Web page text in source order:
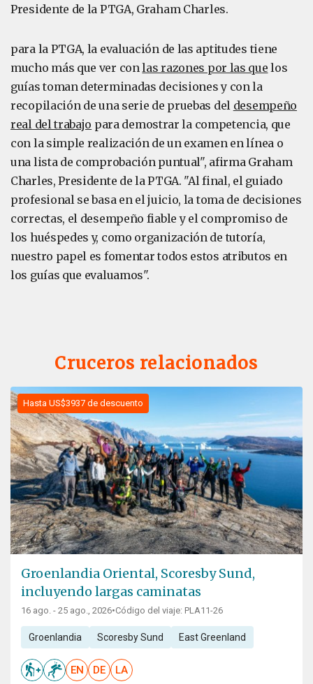
Presidente de la PTGA, Graham Charles.
para la PTGA, la evaluación de las aptitudes tiene
mucho más que ver conlas razones por las que los
guías toman determinadas decisiones y con la
recopilación de una serie de pruebas del desempeño
real del trabajo para demostrar la competencia, que
con la simple realización de un examen en línea o
una lista de comprobación puntual", afirma Graham
Charles, Presidente de la PTGA. "Al final, el guiado
profesional se basa en el juicio, la toma de decisiones
correctas, el desempeño fiable y el compromiso de
los huéspedes y, como organización de tutoría,
nuestro papel es fomentar todos estos atributos en
los guías que evaluamos".
Cruceros relacionados
Hasta US$3937 de descuento
Groenlandia Oriental, Scoresby Sund,
incluyendo largas caminatas
16 ago. - 25 ago., 2026•Código del viaje: PLA11-26
Groenlandia Scoresby Sund East Greenland
EN DE LA